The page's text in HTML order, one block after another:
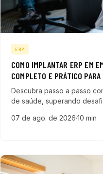
ERP
COMO IMPLANTAR ERP EM
COMPLETO E PRÁTICO
Descubra passo a passo
de saúde, superando
07 de ago. de 2026·10 min